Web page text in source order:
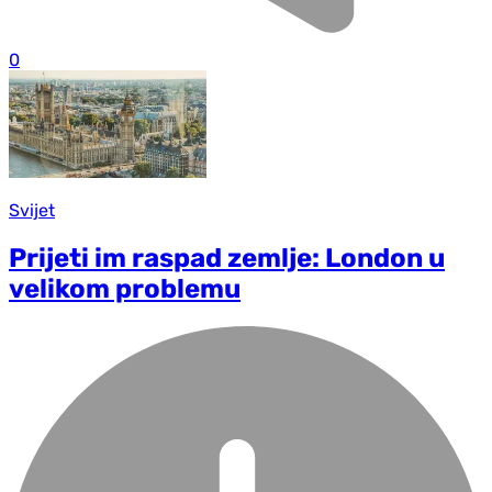
0
Svijet
Prijeti im raspad zemlje: London u
velikom problemu